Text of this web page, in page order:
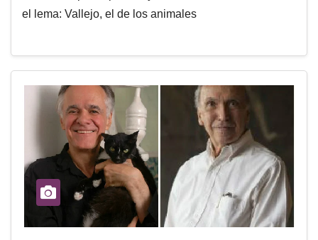
el lema: Vallejo, el de los animales